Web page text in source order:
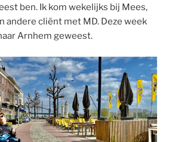
ben. Ik kom wekelijks bij Mees,
andere cliënt met MD. Deze week
Arnhem geweest.